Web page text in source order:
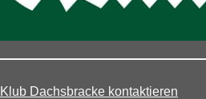
Klub Dachsbracke kontaktieren